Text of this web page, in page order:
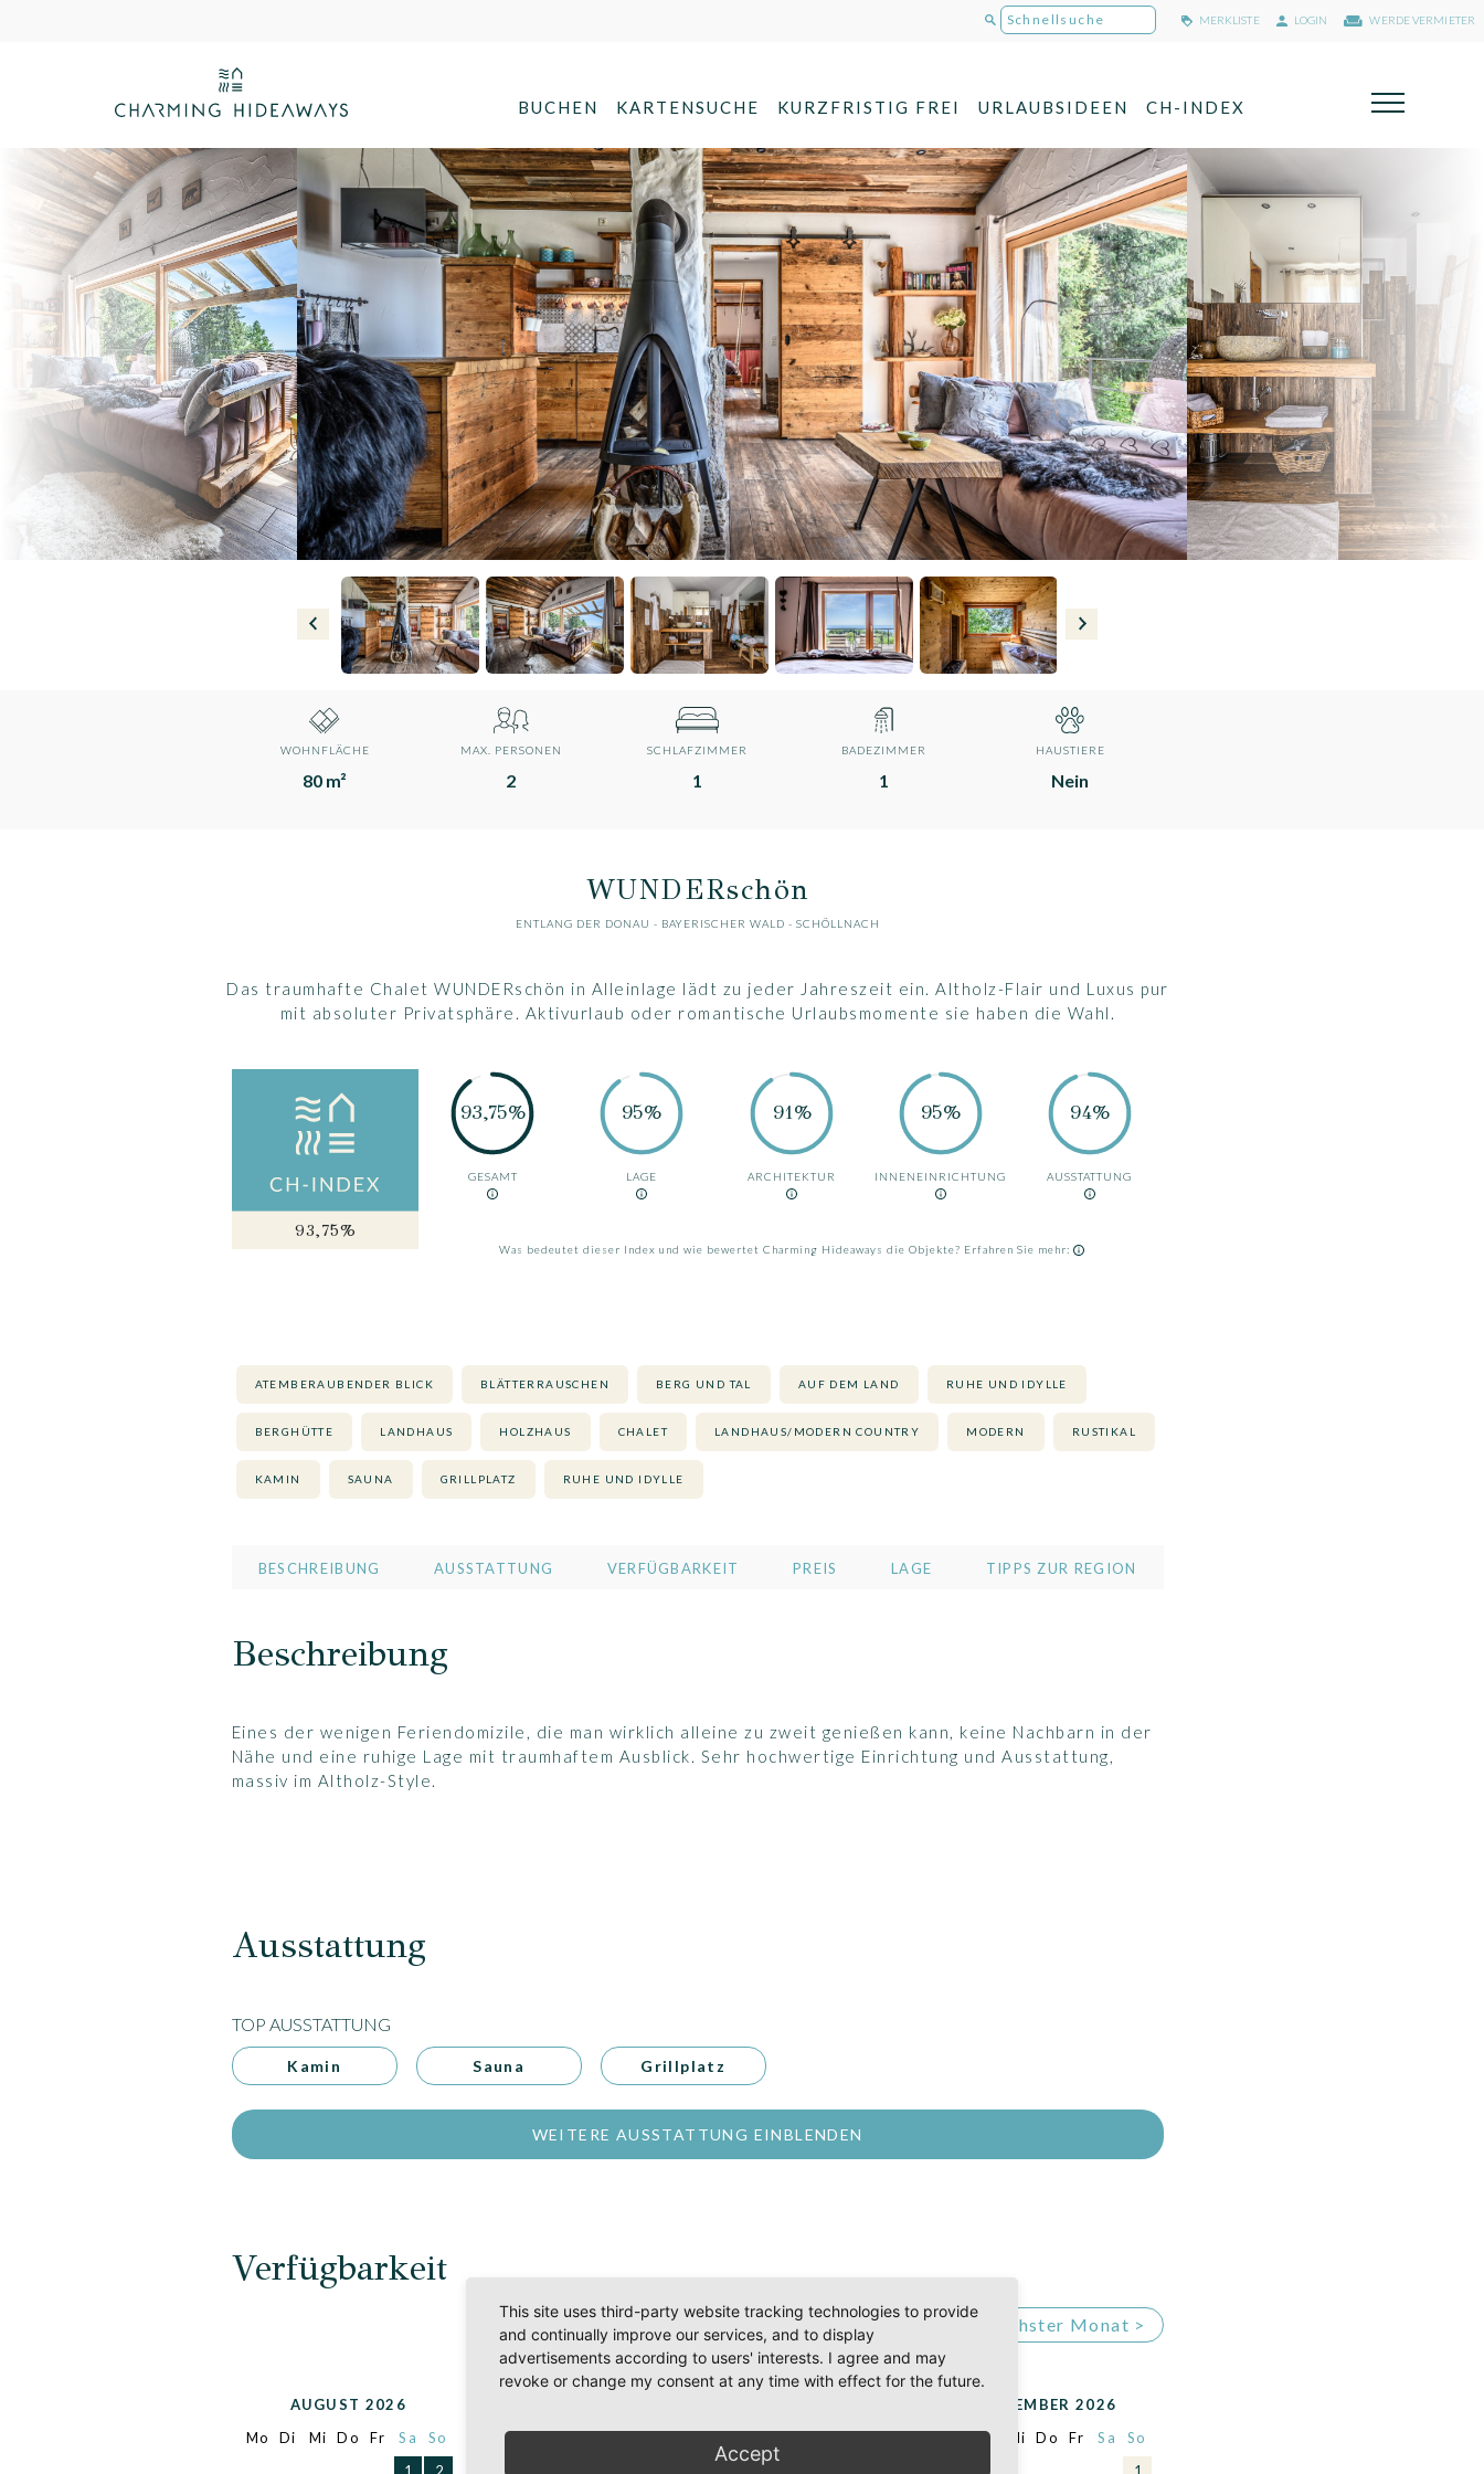
MERKLISTE LOGIN WERDE VERMIETER
BUCHEN KARTENSUCHE KURZFRISTIG FREI URLAUBSIDEEN CH-INDEX
WOHNFLÄCHE
80 m²
MAX. PERSONEN
2
SCHLAFZIMMER
1
BADEZIMMER
1
HAUSTIERE
Nein
WUNDERschön
ENTLANG DER DONAU - BAYERISCHER WALD - SCHÖLLNACH
Das traumhafte Chalet WUNDERschön in Alleinlage lädt zu jeder Jahreszeit ein. Altholz-Flair und Luxus pur
mit absoluter Privatsphäre. Aktivurlaub oder romantische Urlaubsmomente sie haben die Wahl.
93,75%
93,75%
GESAMT
95%
LAGE
91%
ARCHITEKTUR
95%
INNENEINRICHTUNG
94%
AUSSTATTUNG
Was bedeutet dieser Index und wie bewertet Charming Hideaways die Objekte? Erfahren Sie mehr:
ATEMBERAUBENDER BLICK BLÄTTERRAUSCHEN BERG UND TAL AUF DEM LAND RUHE UND IDYLLE
BERGHÜTTE LANDHAUS HOLZHAUS CHALET LANDHAUS/MODERN COUNTRY MODERN RUSTIKAL
KAMIN SAUNA GRILLPLATZ RUHE UND IDYLLE
BESCHREIBUNG AUSSTATTUNG VERFÜGBARKEIT PREIS LAGE TIPPS ZUR REGION
Beschreibung
Eines der wenigen Feriendomizile, die man wirklich alleine zu zweit genießen kann, keine Nachbarn in der
Nähe und eine ruhige Lage mit traumhaftem Ausblick. Sehr hochwertige Einrichtung und Ausstattung,
massiv im Altholz-Style.
Ausstattung
TOP AUSSTATTUNG
Kamin Sauna Grillplatz
WEITERE AUSSTATTUNG EINBLENDEN
Verfügbarkeit
Nächster Monat >
AUGUST 2026
Mo
Di Mi Do Fr Sa
So
NOVEMBER 2026
Di Mi Do Fr Sa
So
This site uses third-party website tracking technologies to provide
and continually improve our services, and to display
advertisements according to users' interests. I agree and may
revoke or change my consent at any time with effect for the future.
Accept